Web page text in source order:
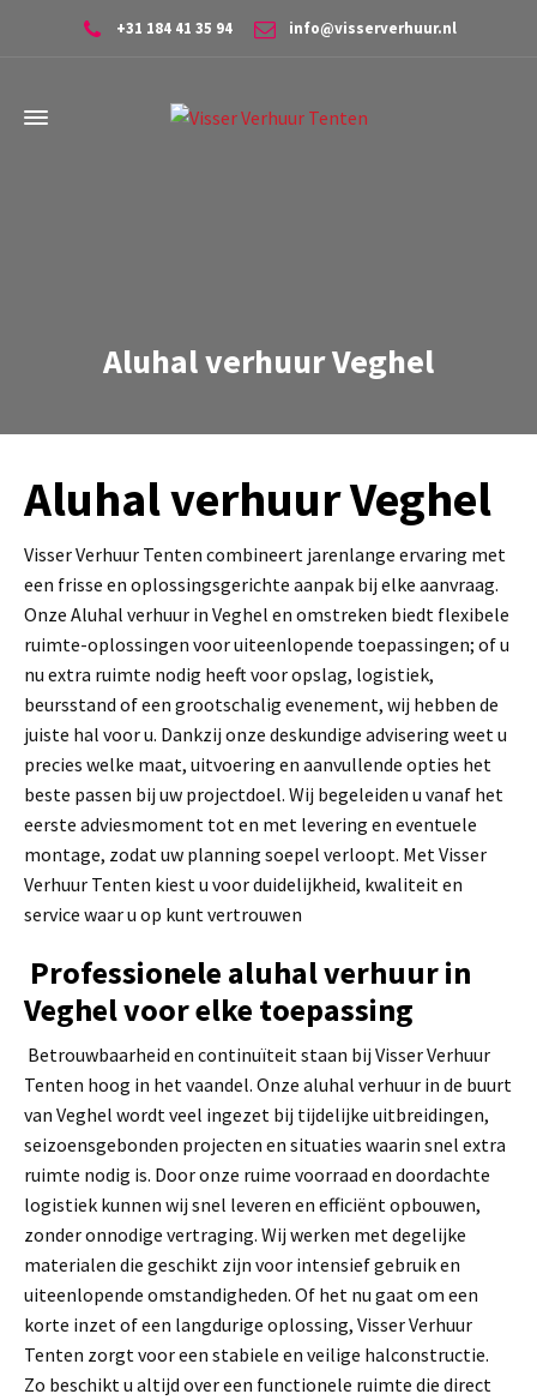
+31 184 41 35 94 info@visserverhuur.nl
Aluhal verhuur Veghel
Aluhal verhuur Veghel
Visser Verhuur Tenten combineert jarenlange ervaring met
een frisse en oplossingsgerichte aanpak bij elke aanvraag.
Onze Aluhal verhuur in Veghel en omstreken biedt flexibele
ruimte-oplossingen voor uiteenlopende toepassingen; of u
nu extra ruimte nodig heeft voor opslag, logistiek,
beursstand of een grootschalig evenement, wij hebben de
juiste hal voor u. Dankzij onze deskundige advisering weet u
precies welke maat, uitvoering en aanvullende opties het
beste passen bij uw projectdoel. Wij begeleiden u vanaf het
eerste adviesmoment tot en met levering en eventuele
montage, zodat uw planning soepel verloopt. Met Visser
Verhuur Tenten kiest u voor duidelijkheid, kwaliteit en
service waar u op kunt vertrouwen
Professionele aluhal verhuur in
Veghel voor elke toepassing
Betrouwbaarheid en continuïteit staan bij Visser Verhuur
Tenten hoog in het vaandel. Onze aluhal verhuur in de buurt
van Veghel wordt veel ingezet bij tijdelijke uitbreidingen,
seizoensgebonden projecten en situaties waarin snel extra
ruimte nodig is. Door onze ruime voorraad en doordachte
logistiek kunnen wij snel leveren en efficiënt opbouwen,
zonder onnodige vertraging. Wij werken met degelijke
materialen die geschikt zijn voor intensief gebruik en
uiteenlopende omstandigheden. Of het nu gaat om een
korte inzet of een langdurige oplossing, Visser Verhuur
Tenten zorgt voor een stabiele en veilige halconstructie.
Zo beschikt u altijd over een functionele ruimte die direct